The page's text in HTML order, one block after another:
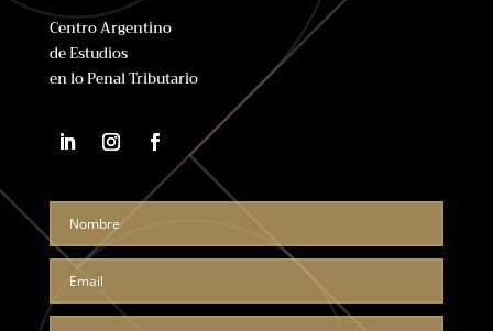
Centro Argentino
de Estudios
en lo Penal Tributario